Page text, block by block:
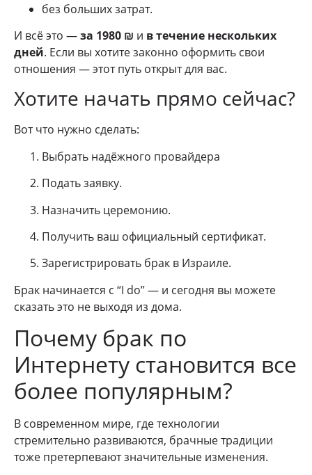
без больших затрат.
И всё это —за 1980 ₪ и в течение нескольких
дней. Если вы хотите законно оформить свои
отношения — этот путь открыт для вас.
Хотите начать прямо сейчас?
Вот что нужно сделать:
Выбрать надёжного провайдера
Подать заявку.
Назначить церемонию.
Получить ваш официальный сертификат.
Зарегистрировать брак в Израиле.
Брак начинается с “I do” — и сегодня вы можете
сказать это не выходя из дома.
Почему брак по
Интернету становится все
более популярным?
В современном мире, где технологии
стремительно развиваются, брачные традиции
тоже претерпевают значительные изменения.